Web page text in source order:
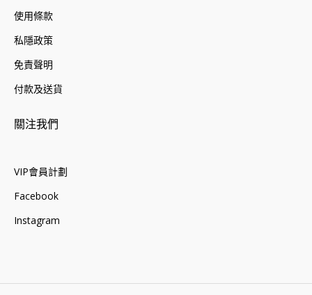
使用條款
私隱政策
免責聲明
付款及送貨
關注我們
VIP會員計劃
Facebook
Instagram